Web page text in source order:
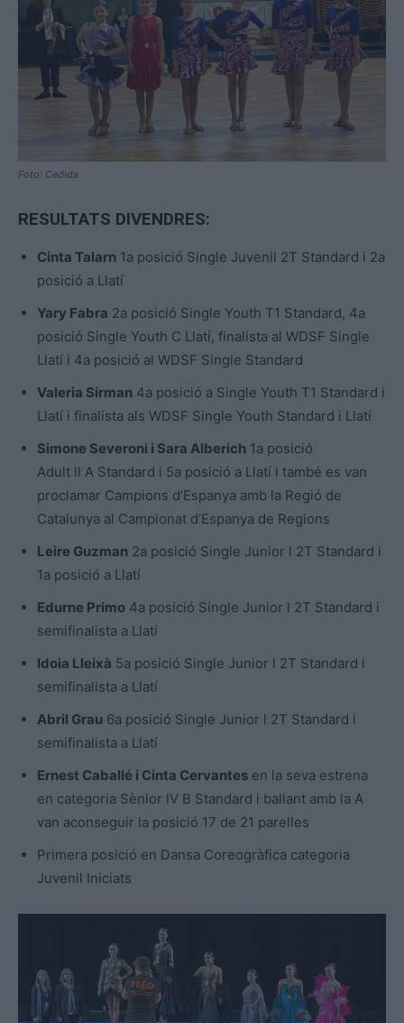
Foto: Cedida
RESULTATS DIVENDRES:
Cinta Talarn 1a posició Single Juvenil 2T Standard i 2a
posició a Llatí
Yary Fabra 2a posició Single Youth T1 Standard, 4a
posició Single Youth C Llatí, finalista al WDSF Single
Llatí i 4a posició al WDSF Single Standard
Valeria Sirman 4a posició a Single Youth T1 Standard i
Llatí i finalista als WDSF Single Youth Standard i Llatí
Simone Severoni i Sara Alberich 1a posició
Adult ll A Standard i 5a posició a Llatí i també es van
proclamar Campions d’Espanya amb la Regió de
Catalunya al Campionat d’Espanya de Regions
Leire Guzman 2a posició Single Junior l 2T Standard i
1a posició a Llatí
Edurne Primo 4a posició Single Junior l 2T Standard i
semifinalista a Llatí
Idoia Lleixà 5a posició Single Junior l 2T Standard i
semifinalista a Llatí
Abril Grau 6a posició Single Junior l 2T Standard i
semifinalista a Llatí
Ernest Caballé i Cinta Cervantes en la seva estrena
en categoria Sènior lV B Standard i ballant amb la A
van aconseguir la posició 17 de 21 parelles
Primera posició en Dansa Coreogràfica categoria
Juvenil Iniciats